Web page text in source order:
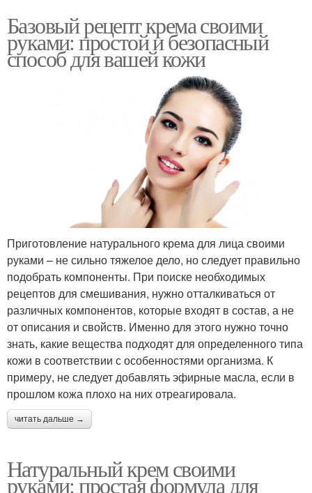
Базовый рецепт крема своими
руками: простой и безопасный
способ для вашей кожи
Приготовление натурального крема для лица своими
руками – не сильно тяжелое дело, но следует правильно
подобрать компоненты. При поиске необходимых
рецептов для смешивания, нужно отталкиваться от
различных компонентов, которые входят в состав, а не
от описания и свойств. Именно для этого нужно точно
знать, какие вещества подходят для определенного типа
кожи в соответствии с особенностями организма. К
примеру, не следует добавлять эфирные масла, если в
прошлом кожа плохо на них отреагировала.
читать дальше →
Натуральный крем своими
руками: простая формула для